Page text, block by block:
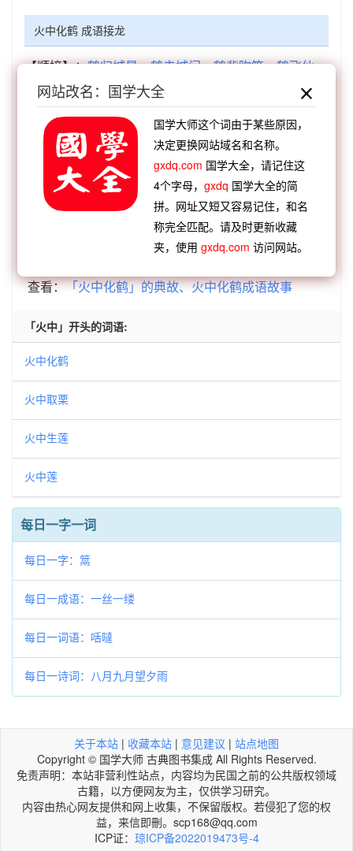
火中化鹤 成语接龙
【顺接】：鹤归城是 鹤去城门 鹤背吹笙
鹤飞仙
鹤发松姿 鹤避鸡群
【顺接】：不舞之鹤 苏耽化鹤 苏耽控鹤
千年辽
闲云野鹤 孤鸾寡鹤 骑扬州鹤
君子猿鹤
【逆接】： 七窍冒火 昆冈之火 熊熊大火
雪灯萤
黑灯瞎火 束缊举火 连天峰火
如蹈汤火
【逆接】：火尽薪传 火树星桥 火色上腾
火光烛
火冒三丈 火光冲天 火灭烟消
查看：「火中化鹤」的典故、火中化鹤成语故事
「火中」开头的词语:
火中化鹤
火中取栗
火中生莲
火中莲
每日一字一词
每日一字：䈪
每日一成语：一丝一缕
每日一词语：咶噠
每日一诗词：八月九月望夕雨
关于本站 | 收藏本站 | 意见建议 | 站点地图
Copyright © 国学大师 古典图书集成 All Rights Reserved.
免责声明：本站非营利性站点，内容均为民国之前的公共版权领域
古籍，以方便网友为主，仅供学习研究。
内容由热心网友提供和网上收集，不保留版权。若侵犯了您的权
益，来信即刪。scp168@qq.com
ICP证： 琼ICP备2022019473号-4
网站改名：国学大全
国学大师这个词由于某些原因，
决定更换网站域名和名称。
gxdq.com 国学大全，请记住这
4个字母，gxdq 国学大全的简
拼。网址又短又容易记住，和名
称完全匹配。请及时更新收藏
夹，使用gxdq.com 访问网站。